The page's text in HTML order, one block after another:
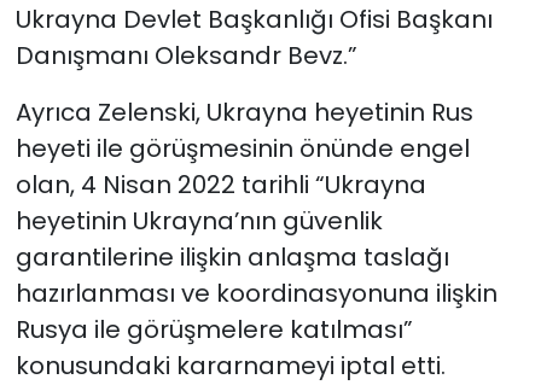
Ukrayna Devlet Başkanlığı Ofisi Başkanı
Danışmanı Oleksandr Bevz.”
Ayrıca Zelenski, Ukrayna heyetinin Rus
heyeti ile görüşmesinin önünde engel
olan, 4 Nisan 2022 tarihli “Ukrayna
heyetinin Ukrayna’nın güvenlik
garantilerine ilişkin anlaşma taslağı
hazırlanması ve koordinasyonuna ilişkin
Rusya ile görüşmelere katılması”
konusundaki kararnameyi iptal etti.